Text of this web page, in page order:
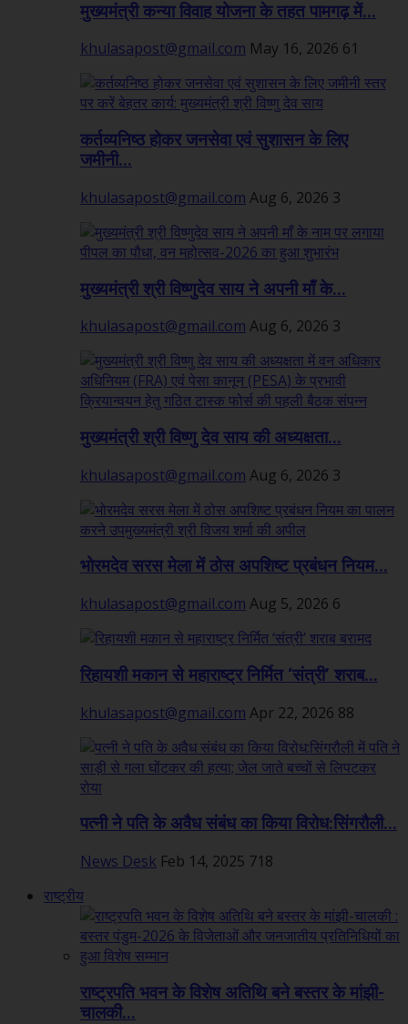
मुख्यमंत्री कन्या विवाह योजना के तहत पामगढ़ में...
khulasapost@gmail.com May 16, 2026 61
कर्तव्यनिष्ठ होकर जनसेवा एवं सुशासन के लिए
जमीनी...
khulasapost@gmail.com Aug 6, 2026 3
मुख्यमंत्री श्री विष्णुदेव साय ने अपनी माँ के...
khulasapost@gmail.com Aug 6, 2026 3
मुख्यमंत्री श्री विष्णु देव साय की अध्यक्षता...
khulasapost@gmail.com Aug 6, 2026 3
भोरमदेव सरस मेला में ठोस अपशिष्ट प्रबंधन नियम...
khulasapost@gmail.com Aug 5, 2026 6
रिहायशी मकान से महाराष्ट्र निर्मित ‘संत्री’ शराब...
khulasapost@gmail.com Apr 22, 2026 88
पत्नी ने पति के अवैध संबंध का किया विरोध:सिंगरौली...
News Desk Feb 14, 2025 718
राष्ट्रीय
राष्ट्रपति भवन के विशेष अतिथि बने बस्तर के मांझी-
चालकी...